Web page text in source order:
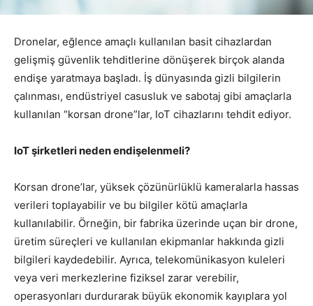
Dronelar, eğlence amaçlı kullanılan basit cihazlardan
gelişmiş güvenlik tehditlerine dönüşerek birçok alanda
endişe yaratmaya başladı. İş dünyasında gizli bilgilerin
çalınması, endüstriyel casusluk ve sabotaj gibi amaçlarla
kullanılan “korsan drone”lar, IoT cihazlarını tehdit ediyor.
IoT şirketleri neden endişelenmeli?
Korsan drone’lar, yüksek çözünürlüklü kameralarla hassas
verileri toplayabilir ve bu bilgiler kötü amaçlarla
kullanılabilir. Örneğin, bir fabrika üzerinde uçan bir drone,
üretim süreçleri ve kullanılan ekipmanlar hakkında gizli
bilgileri kaydedebilir. Ayrıca, telekomünikasyon kuleleri
veya veri merkezlerine fiziksel zarar verebilir,
operasyonları durdurarak büyük ekonomik kayıplara yol